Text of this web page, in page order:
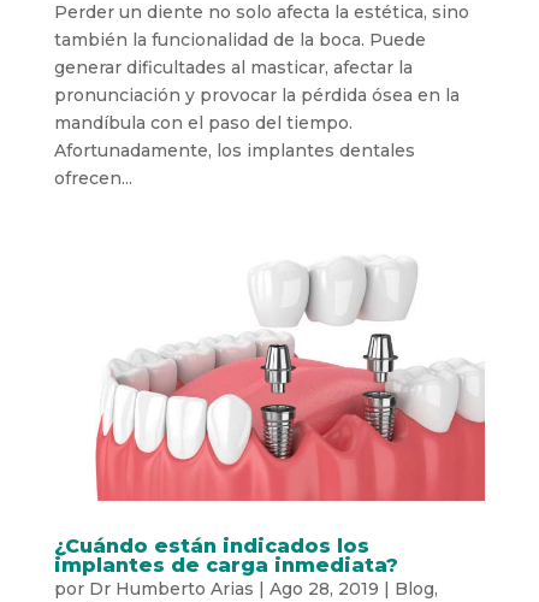
Perder un diente no solo afecta la estética, sino
también la funcionalidad de la boca. Puede
generar dificultades al masticar, afectar la
pronunciación y provocar la pérdida ósea en la
mandíbula con el paso del tiempo.
Afortunadamente, los implantes dentales
ofrecen...
¿Cuándo están indicados los
implantes de carga inmediata?
por Dr Humberto Arias | Ago 28, 2019 | Blog,